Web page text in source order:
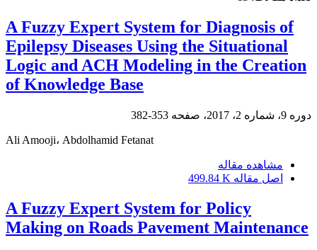
A Fuzzy Expert System for Diagnosis of
Epilepsy Diseases Using the Situational
Logic and ACH Modeling in the Creation
of Knowledge Base
دوره 9، شماره 2، 2017، صفحه 353-382
Ali Amooji، Abdolhamid Fetanat
مشاهده مقاله
اصل مقاله 499.84 K
A Fuzzy Expert System for Policy
Making on Roads Pavement Maintenance